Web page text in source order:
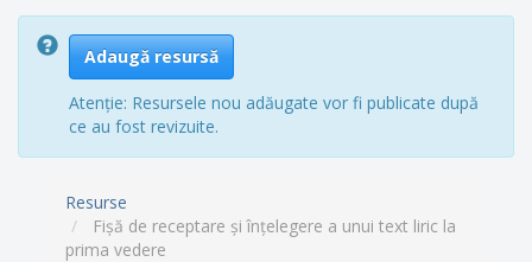
Adaugă resursă
Atenție: Resursele nou adăugate vor fi publicate după
ce au fost revizuite.
Resurse
Fişă de receptare şi înţelegere a unui text liric la
prima vedere